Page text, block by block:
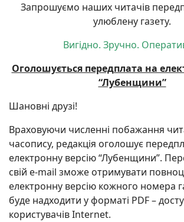
Запрошуємо наших читачів
улюблену газету.
Вигідно. Зручно.
Оголошується передплата на
“Лубенщини”
Шановні друзі!
Враховуючи численні побажання
часопису, редакція оголошує
електронну версію “Лубенщини”.
свій e-mail зможе отримувати
електронну версію кожного номера
буде надходити у форматі PDF –
користувачів Internet.